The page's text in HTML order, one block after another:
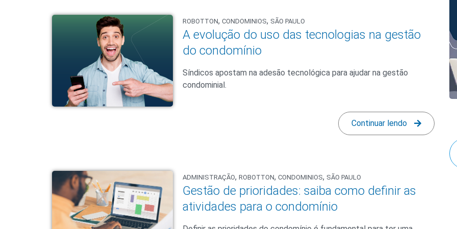
ROBOTTON,CONDOMINIOS, SÃO PAULO
A evolução do uso das tecnologias na gestão
do condomínio
Síndicos apostam na adesão tecnológica para ajudar na gestão
condominial.
Continuar lendo
ADMINISTRAÇÃO,ROBOTTON,CONDOMINIOS, SÃO PAULO
Gestão de prioridades: saiba como definir as
atividades para o condomínio